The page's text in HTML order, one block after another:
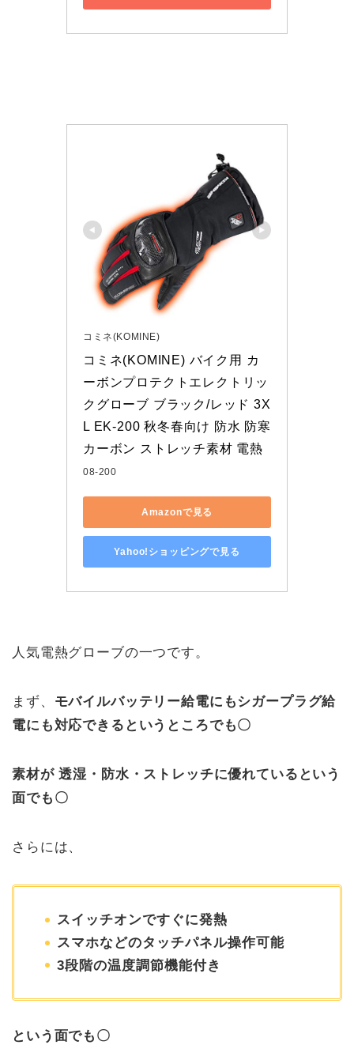
コミネ(KOMINE)
コミネ(KOMINE) バイク用 カ
ーボンプロテクトエレクトリッ
クグローブ ブラック/レッド 3X
L EK-200 秋冬春向け 防水 防寒
カーボン ストレッチ素材 電熱
08-200
Amazonで見る
Yahoo!ショッピングで見る
人気電熱グローブの一つです。
まず、 モバイルバッテリー給電にもシガープラグ給
電にも対応できるというところでも〇
素材が 透湿・防水・ストレッチに優れているという
面でも〇
さらには、
スイッチオンですぐに発熱
スマホなどのタッチパネル操作可能
3段階の温度調節機能付き
という面でも〇